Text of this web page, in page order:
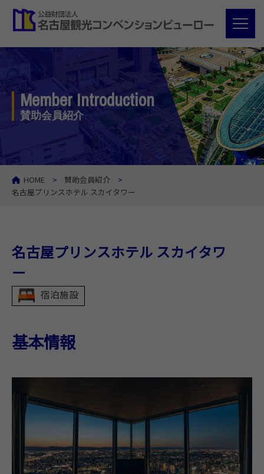
Member Introduction
賛助会員紹介
HOME
賛助会員紹介
名古屋プリンスホテル スカイタワー
名古屋プリンスホテル スカイタワ
ー
宿泊施設
基本情報